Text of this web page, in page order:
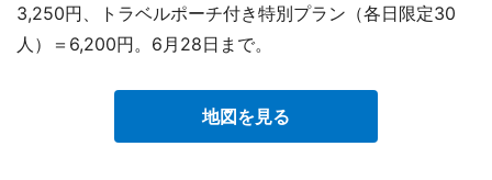
3,250円、トラベルポーチ付き特別プラン（各日限定30
人）＝6,200円。6月28日まで。
地図を見る